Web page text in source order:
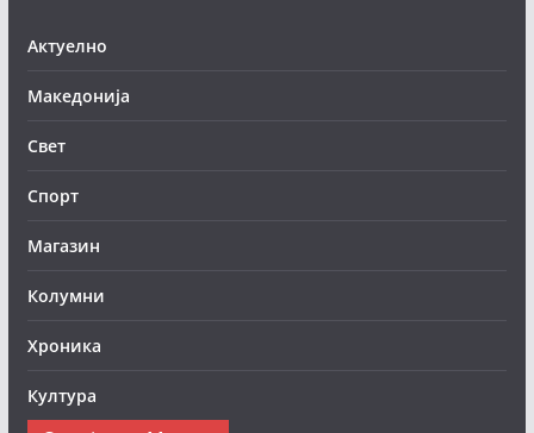
Актуелно
Македонија
Свет
Спорт
Магазин
Колумни
Хроника
Култура